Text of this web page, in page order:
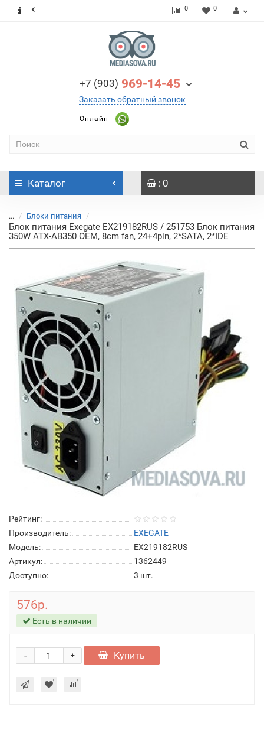
0 0
+7 (903) 969-14-45
Заказать обратный звонок
Онлайн -
Каталог : 0
... Блоки питания
Блок питания Exegate EX219182RUS / 251753 Блок питания
350W ATX-AB350 OEM, 8cm fan, 24+4pin, 2*SATA, 2*IDE
Рейтинг:
Производитель:
EXEGATE
Модель:
EX219182RUS
Артикул:
1362449
Доступно:
3 шт.
576р.
Есть в наличии
+
- Купить